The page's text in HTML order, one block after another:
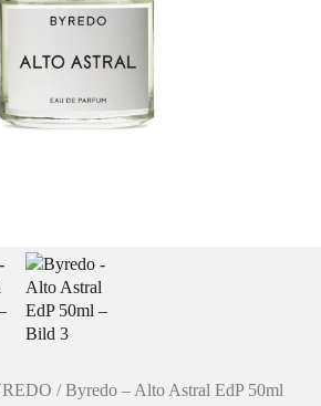
Kontakt
/ Byredo – Alto Astral EdP 50ml